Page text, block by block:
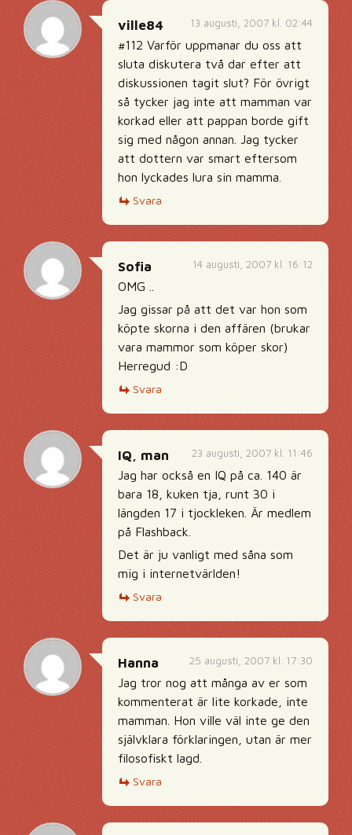
13 augusti, 2007 kl. 02:44
ville84
#112 Varför uppmanar du oss att
sluta diskutera två dar efter att
diskussionen tagit slut? För övrigt
så tycker jag inte att mamman var
korkad eller att pappan borde gift
sig med någon annan. Jag tycker
att dottern var smart eftersom
hon lyckades lura sin mamma.
Svara
14 augusti, 2007 kl. 16:12
Sofia
OMG ..
Jag gissar på att det var hon som
köpte skorna i den affären (brukar
vara mammor som köper skor)
Herregud :D
Svara
23 augusti, 2007 kl. 11:46
IQ, man
Jag har också en IQ på ca. 140 är
bara 18, kuken tja, runt 30 i
längden 17 i tjockleken. Är medlem
på Flashback.
Det är ju vanligt med såna som
mig i internetvärlden!
Svara
25 augusti, 2007 kl. 17:30
Hanna
Jag tror nog att många av er som
kommenterat är lite korkade, inte
mamman. Hon ville väl inte ge den
självklara förklaringen, utan är mer
filosofiskt lagd.
Svara